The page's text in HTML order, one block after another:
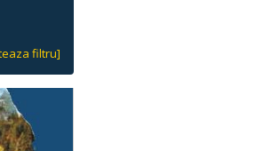
filtru]